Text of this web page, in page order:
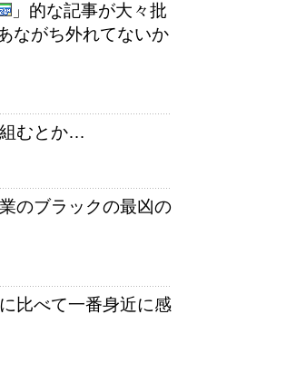
」的な記事が大々批
ながち外れてないか
むとか…
のブラックの最凶の
比べて一番身近に感